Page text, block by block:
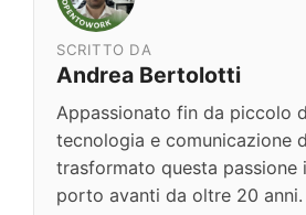
SCRITTO DA
Andrea Bertolotti
Appassionato fin da piccolo
tecnologia e comunicazione
trasformato questa passione
porto avanti da oltre 20